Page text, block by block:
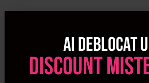
Ai deblocat
discount